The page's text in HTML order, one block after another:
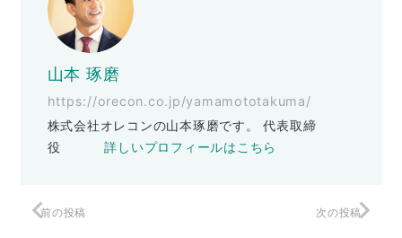
山本 琢磨
https://orecon.co.jp/yamamototakuma/
株式会社オレコンの山本琢磨です。 代表取締
役詳しいプロフィールはこちら
前の投稿 次の投稿